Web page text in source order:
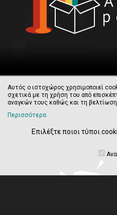
Αυτός ο ιστοχώρος χρησιμοποιεί
σχετικά με τη χρήση του από
αναγκών τους καθώς και τη
Περισσότερα
Επιλέξτε ποιοι τύποι